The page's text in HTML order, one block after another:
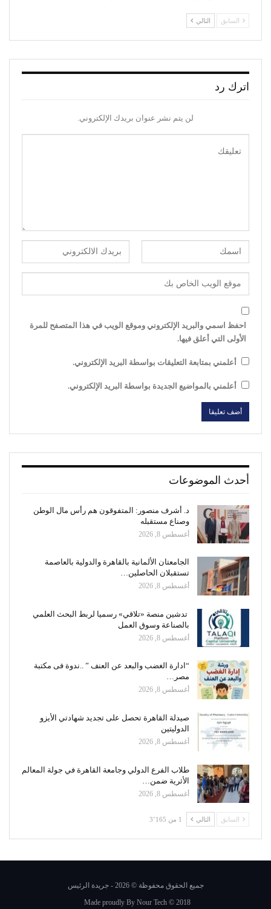
السابق التالي
اترك رد
لن يتم نشر عنوان بريدك الإلكتروني.
احفظ اسمي والبريد الإلكتروني وموقع الويب في هذا المتصفح للمرة
الأولى التي أعلق فيها.
أعلمني بمتابعة التعليقات بواسطة البريد الإلكتروني.
أعلمني بالمواضيع الجديدة بواسطة البريد الإلكتروني.
أحدث الموضوعات
د. أشرف منصور: المتفوقون هم رأس مال الوطن
وصناع مستقبله
أغسطس 8, 2026
الجامعتان الألمانية بالقاهرة والدولية بالعاصمة
تستقبلان الحاصلين…
أغسطس 8, 2026
تدشين منصة «تلاقي» رسميا لربط البحث العلمي
بالصناعة وسوق العمل
أغسطس 8, 2026
“ادارة الغضب والبعد عن العنف ” ..ندوة فى مكتبة
مصر…
أغسطس 8, 2026
صيدلة القاهرة تحصل على تجديد شهادتي الأيزو
الدوليتين
أغسطس 8, 2026
طلاب الفرع الدولي وجامعة القاهرة في جولة المعالم
الأثرية ضمن…
أغسطس 8, 2026
السابق التالي 1 من 3٬165
جميع الحقوق محفوظة © 2026 - جريدة الرئيس
Made proudly By Nour Tech © 2018